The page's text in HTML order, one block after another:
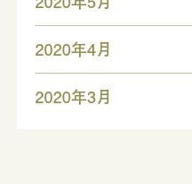
2020年4月
2020年3月